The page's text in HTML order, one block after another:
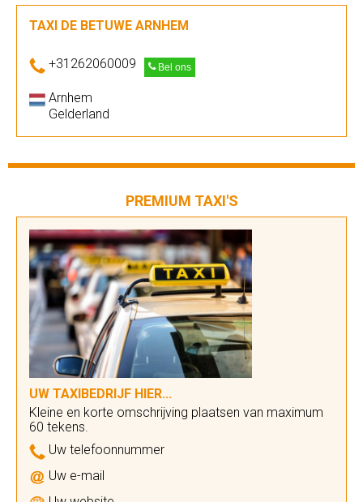
TAXI DE BETUWE ARNHEM
+31262060009 Bel ons
Arnhem
Gelderland
PREMIUM TAXI'S
UW TAXIBEDRIJF HIER...
Kleine en korte omschrijving plaatsen van maximum
60 tekens.
Uw telefoonnummer
Uw e-mail